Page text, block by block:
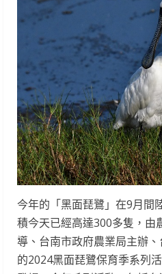
今年的「黑面琵鷺」在9月間
積今天已經高達300多隻，由
導、台南市政府農業局主辦
的2024黑面琵鷺保育季系列